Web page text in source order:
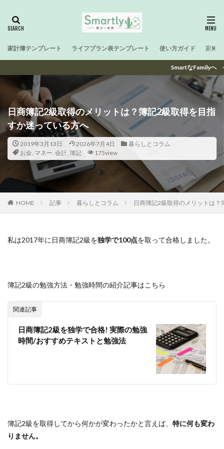
家計簿テンプレート ライフプラン表テンプレート 使い方ガイド 家計
SmartなFamilyへ ~ 子育て世帯の
日商簿記2級取得のメリットは？簿記2級取得を目指
すか迷っている方へ
2019年3月13日 2026年7月4日
暮らしとコラム
お金, マネー, 会計, 簿記 175view
HOME 記事 暮らしとコラム 日商簿記2級取得のメリットは
私は2017年に日商簿記2級を独学で100点を取って合格しました。
簿記2級の勉強方法・勉強時間の紹介記事はこちら
関連記事
日商簿記2級を独学で合格! 実際の勉強
時間/おすすめテキストと勉強法
簿記2級を取得してから何かが変わったかと言えば、 特に何も変わ
りません。